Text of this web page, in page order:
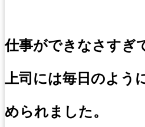
仕事ができなさすぎ
上司には毎日のよう
められました。